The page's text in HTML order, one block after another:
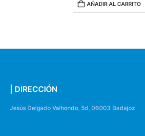
AÑADIR AL CARRITO
| DIRECCIÓN
Jesús Delgado Valhondo, 5d, 06003 Badajoz